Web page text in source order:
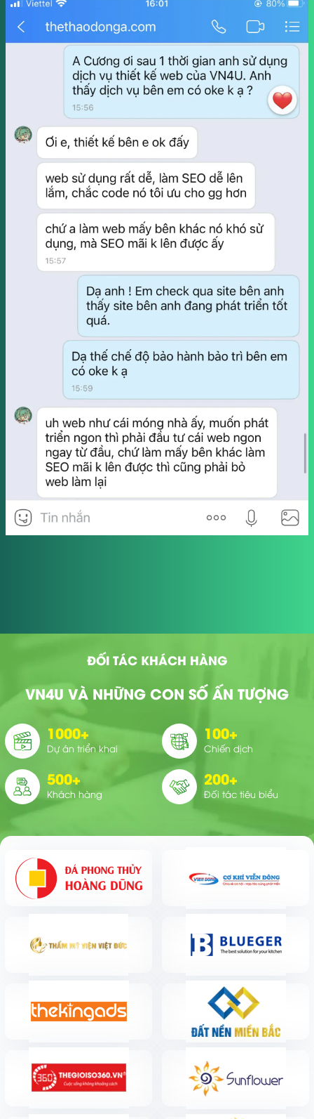
ĐỐI TÁC KHÁCH HÀNG
VN4U VÀ NHỮNG CON SỐ ẤN TƯỢNG
1000+
Dự án triển khai
100+
Chiến dịch
500+
Khách hàng
200+
Đối tác tiêu biểu